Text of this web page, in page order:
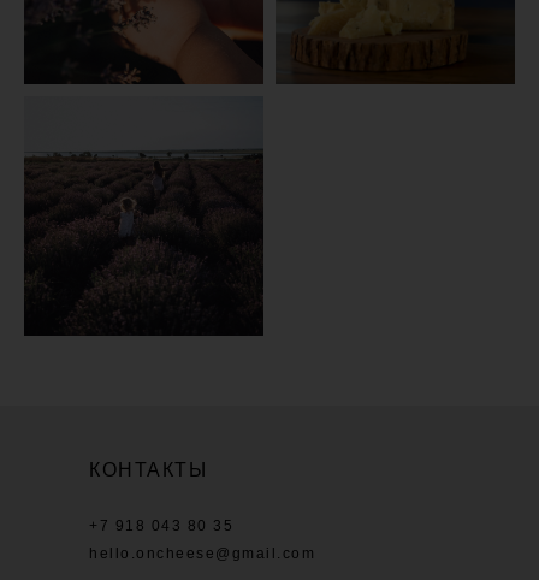
КОНТАКТЫ
+7 918 043 80 35
hello.oncheese@gmail.com